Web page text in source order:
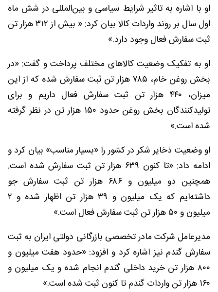
او با اشاره به تاثیر شرایط سیاسی و بین‌المللی در شش ماه
اول سال بر روند واردات کالا بیان کرد: « بیش از ۳۱۲ هزار تن
ثبت سفارش فعال وجود دارد.»
او به تفکیک وضعیت کالاهای مختلف پرداخت و گفت: «در
بخش روغن خام، ۷۸۵ هزار تن ثبت سفارش شده که از این
میزان، ۴۴۰ هزار تن ثبت سفارش فعال داریم و برای
تولیدکنندگان بخش روغن حدود ۱۵۰ هزار تن در نظر گرفته
شده است.»
او وضعیت ذخایر شکر در کشور را «بسیار مناسب» بیان کرد و
ادامه داد: «تا کنون ۶۳۹ هزار تن ثبت سفارش شده است.
همچنین دو میلیون و ۶۸۶ هزار تن ثبت سفارش جو
داشته‌ایم که یک میلیون و ۳۹ هزار تن اظهار شده و ۲
میلیون و ۵۰ هزار تن ثبت سفارش فعال است.»
مدیرعامل شرکت مادر تخصصی بازرگانی دولتی ایران به ثبت
سفارش گندم نیز اشاره کرد و افزود: «حدود هفت میلیون و
۸۰۰ هزار تن خرید داخلی گندم انجام شده و یک میلیون و
۱۶۰ هزار تن واردات گندم تا کنون ثبت شده است.»